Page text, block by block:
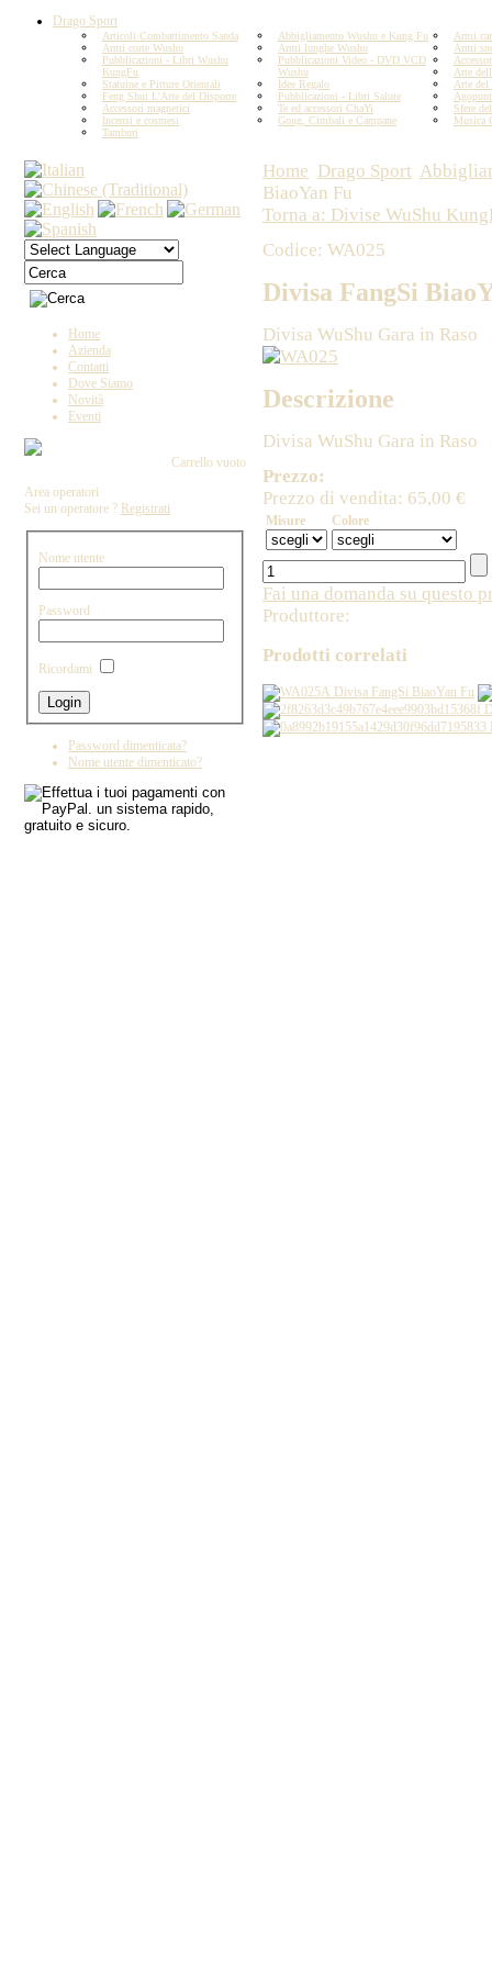
Drago Sport
Articoli Combattimento Sanda Abbigliamento Wushu e Kung Fu
Armi
Armi corte Wushu
Armi lunghe Wushu
Armi
Pubblicazioni - Libri Wushu
KungFu
Pubblicazioni Video - DVD VCD
Wushu
Arte
Statuine e Pitture Orientali
Idee Regalo
Arte del
Feng Shui L'Arte del Disporre
Pubblicazioni - Libri Salute
Accessori magnetici
Te ed accessori ChaYi
Sfere
Incensi e cosmesi
Gong, Cimbali e Campane
Musica
Tamburi
Home
Azienda
Contatti
Dove Siamo
Novità
Eventi
Carrello vuoto
Area operatori
Sei un operatore ? Registrati
Nome utente
Password
Ricordami
Password dimenticata?
Nome utente dimenticato?
Home Drago Sport
BiaoYan Fu
Torna a: Divise WuShu
Codice: WA025
Divisa FangSi
Divisa WuShu Gara in Raso
Descrizione
Divisa WuShu Gara in Raso
Prezzo:
Prezzo di vendita: 65,00 €
Misure Colore
Fai una domanda su questo
Produttore:
Prodotti correlati
Divisa FangSi BiaoYan Fu